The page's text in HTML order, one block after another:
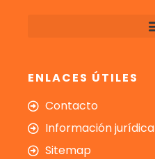
ENLACES ÚTILES
Contacto
Información jurídica
Sitemap